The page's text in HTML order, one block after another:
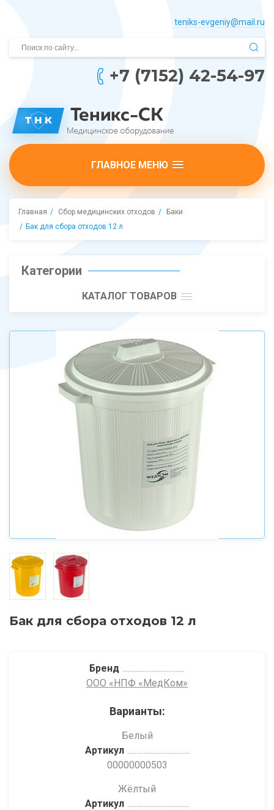
teniks-evgeniy@mail.­ru
+7 (7152) 42-54-97
ГЛАВНОЕ МЕНЮ
Главная Сбор медицинских отходов
Баки
Бак для сбора отходов 12 л
Категории
КАТАЛОГ ТОВАРОВ
Бак для сбора отходов 12 л
Бренд
ООО «НПФ «МедКом»
Варианты:
Белый
Артикул
00000000503
Жёлтый
Артикул